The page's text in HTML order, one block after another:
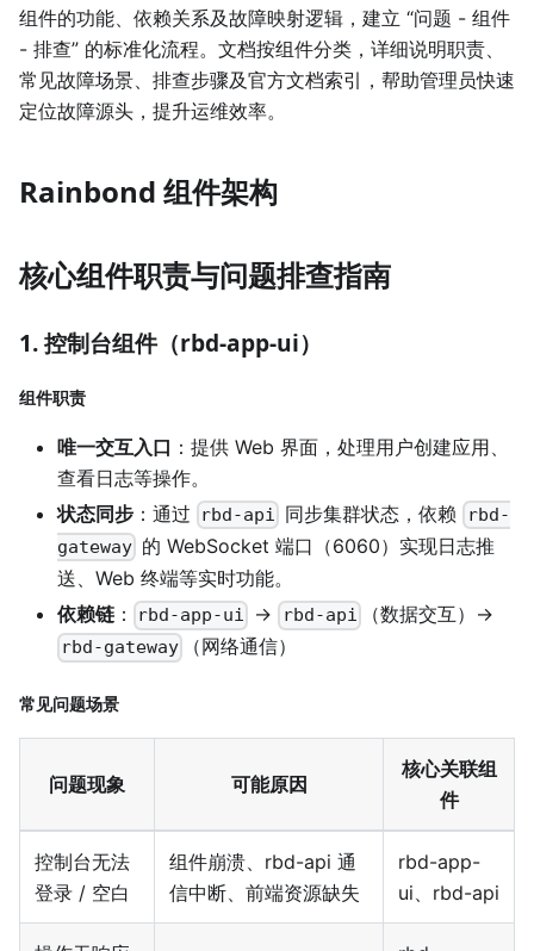
组件的功能、依赖关系及故障映射逻辑，建立 “问题 - 组件
- 排查” 的标准化流程。文档按组件分类，详细说明职责、
常见故障场景、排查步骤及官方文档索引，帮助管理员快速
定位故障源头，提升运维效率。
Rainbond 组件架构
核心组件职责与问题排查指南
1. 控制台组件（rbd-app-ui）
组件职责
唯一交互入口 ：提供 Web 界面，处理用户创建应用、
查看日志等操作。
状态同步 ：通过 rbd-api 同步集群状态，依赖
rbd-
gateway 的 WebSocket 端口（6060）实现日志推
送、Web 终端等实时功能。
依赖链 ： rbd-app-ui → rbd-api （数据交互）→
rbd-gateway （网络通信）
常见问题场景
问题现象 可能原因
核心关联组
件
控制台无法
登录 / 空白
组件崩溃、rbd-api 通
信中断、前端资源缺失
rbd-app-
ui、rbd-api